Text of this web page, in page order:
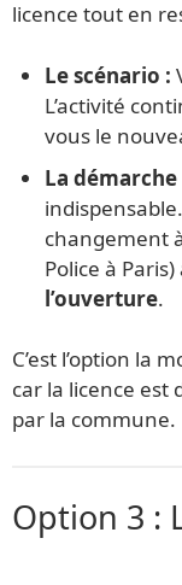
licence tout en
Le scénario :
L’activité
vous le
La démarche
changement
Police à
l’ouverture.
C’est l’option la
car la licence est
par la commune.
Option 3 :